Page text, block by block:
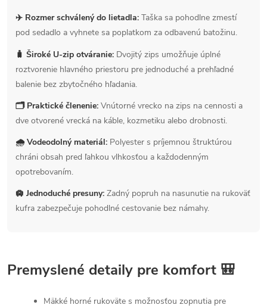
✈️ Rozmer schválený do lietadla: Taška sa pohodlne zmestí
pod sedadlo a vyhnete sa poplatkom za odbavenú batožinu.
🧳 Široké U-zip otváranie: Dvojitý zips umožňuje úplné
roztvorenie hlavného priestoru pre jednoduché a prehľadné
balenie bez zbytočného hľadania.
🗂 Praktické členenie: Vnútorné vrecko na zips na cennosti a
dve otvorené vrecká na káble, kozmetiku alebo drobnosti.
🌧 Vodeodolný materiál: Polyester s príjemnou štruktúrou
chráni obsah pred ľahkou vlhkosťou a každodenným
opotrebovaním.
🛄 Jednoduché presuny: Zadný popruh na nasunutie na rukoväť
kufra zabezpečuje pohodlné cestovanie bez námahy.
Premyslené detaily pre komfort 🎒
Mäkké horné rukoväte s možnosťou zopnutia pre